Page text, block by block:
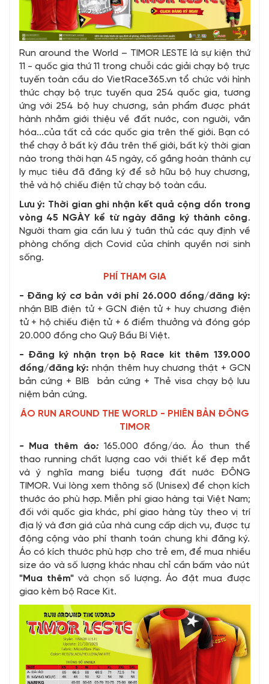
Run around the World – TIMOR LESTE là sự kiện thứ
11 - quốc gia thứ 11 trong chuỗi các giải chạy bộ trực
tuyến toàn cầu do VietRace365.vn tổ chức với hình
thức chạy bộ trực tuyến qua 254 quốc gia, tương
ứng với 254 bộ huy chương, sản phẩm được phát
hành nhằm giới thiệu về đất nước, con người, văn
hóa...của tất cả các quốc gia trên thế giới. Bạn có
thể chạy ở bất kỳ đâu trên thế giới, bất kỳ thời gian
nào trong thời hạn 45 ngày, cố gắng hoàn thành cự
ly mục tiêu đã đăng ký để sở hữu bộ huy chương,
thẻ và hộ chiếu điện tử chạy bộ toàn cầu.
Lưu ý: Thời gian ghi nhận kết quả cộng dồn trong
vòng 45 NGÀY kể từ ngày đăng ký thành công.
Người tham gia cần lưu ý tuân thủ các quy định về
phòng chống dịch Covid của chính quyền nơi sinh
sống.
PHÍ THAM GIA
- Đăng ký cơ bản với phí 26.000 đồng/đăng ký:
nhận BIB điện tử + GCN điện tử + huy chương điện
tử + hộ chiếu điện tử + 6 điểm thưởng và đóng góp
20.000 đồng cho Quỹ Bầu Bí Việt.
- Đăng ký nhận trọn bộ Race kit thêm 139.000
đồng/đăng ký: nhận thêm huy chương thật + GCN
bản cứng + BIB bản cứng + Thẻ visa chạy bộ lưu
niệm bản cứng.
ÁO RUN AROUND THE WORLD - PHIÊN BẢN ĐÔNG
TIMOR
-
Mua thêm áo: 165.000 đồng/áo. Áo thun thể
thao running chất lượng cao với thiết kế đẹp mắt
và ý nghĩa mang biểu tượng đất nước ĐÔNG
TIMOR. Vui lòng xem thông số (Unisex) để chọn kích
thước áo phù hợp. Miễn phí giao hàng tại Việt Nam;
đối với quốc gia khác, phí giao hàng tùy theo vị trí
địa lý và đơn giá của nhà cung cấp dịch vụ, được tự
động cộng vào phí thanh toán chung khi đăng ký.
Áo có kích thước phù hợp cho trẻ em, để mua nhiều
size áo và số lượng khác nhau chỉ cần bấm vào nút
"Mua thêm"và chọn số lượng. Áo đặt mua được
giao kèm bộ Race Kit.